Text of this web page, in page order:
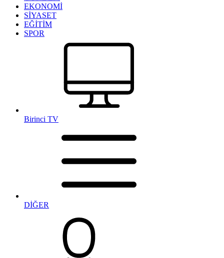
EKONOMİ
SİYASET
EĞİTİM
SPOR
Birinci TV
DİĞER